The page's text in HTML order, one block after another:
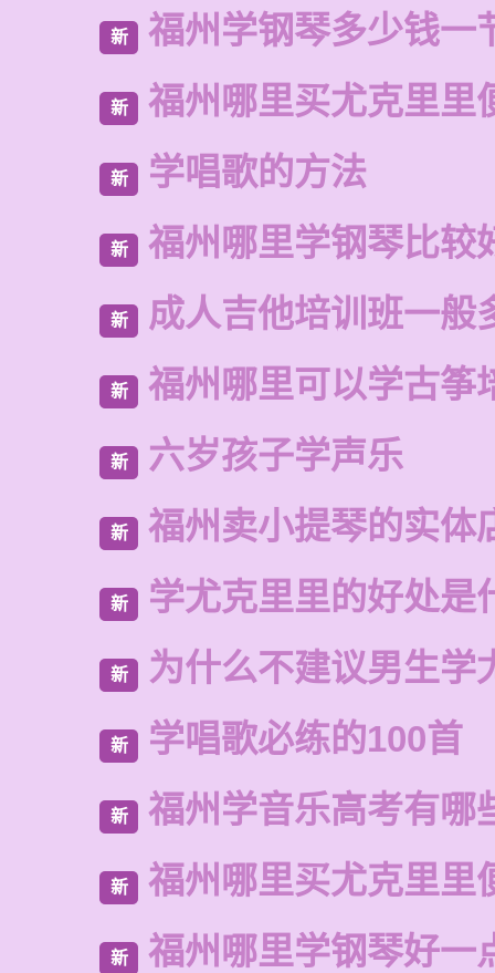
新 福州学钢琴多少钱一
新 福州哪里买尤克里里
新 学唱歌的方法
新 福州哪里学钢琴比较
新 成人吉他培训班一般
新 福州哪里可以学古筝
新 六岁孩子学声乐
新 福州卖小提琴的实体
新 学尤克里里的好处是
新 为什么不建议男生学
新 学唱歌必练的100首
新 福州学音乐高考有哪
新 福州哪里买尤克里里
新 福州哪里学钢琴好一